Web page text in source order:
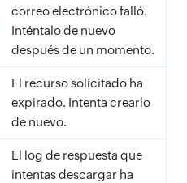
correo electrónico falló.
Inténtalo de nuevo
después de un momento.
El recurso solicitado ha
expirado. Intenta crearlo
de nuevo.
El log de respuesta que
intentas descargar ha